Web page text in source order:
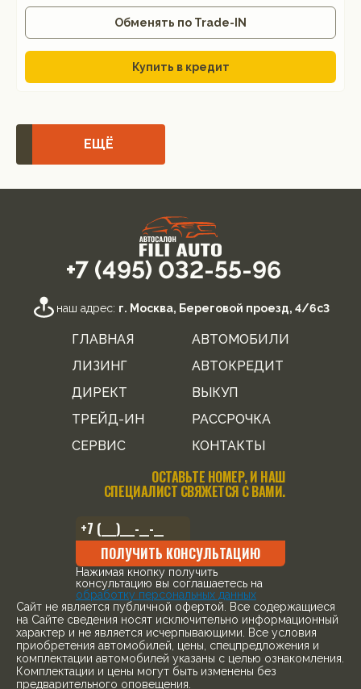
Обменять по Trade-IN
Купить в кредит
ЕЩЁ
+7 (495) 032-55-96
наш адрес: г. Москва, Береговой проезд, 4/6с3
ГЛАВНАЯ
АВТОМОБИЛИ
ЛИЗИНГ
АВТОКРЕДИТ
ДИРЕКТ
ВЫКУП
ТРЕЙД-ИН
РАССРОЧКА
СЕРВИС
КОНТАКТЫ
ОСТАВЬТЕ НОМЕР, И НАШ
СПЕЦИАЛИСТ СВЯЖЕТСЯ С ВАМИ.
ПОЛУЧИТЬ КОНСУЛЬТАЦИЮ
Нажимая кнопку получить
консультацию вы соглашаетесь на
обработку персональных данных
Cайт не является публичной офертой. Все содержащиеся
на Сайте сведения носят исключительно информационный
характер и не является исчерпывающими. Все условия
приобретения автомобилей, цены, спецпредложения и
комплектации автомобилей указаны с целью ознакомления.
Комплектации и цены могут быть изменены без
предварительного оповещения.